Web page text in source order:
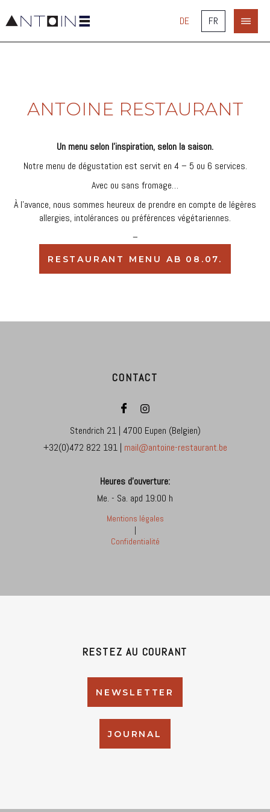
DE FR
ANTOINE RESTAURANT
Un menu selon l’inspiration, selon la saison.
Notre menu de dégustation est servit en 4 – 5 ou 6 services.
Avec ou sans fromage…
À l’avance, nous sommes heureux de prendre en compte de légères
allergies, intolérances ou préférences végétariennes.
–
RESTAURANT MENU AB 08.07.
CONTACT
Stendrich 21 | 4700 Eupen (Belgien)
+32(0)472 822 191 | mail@antoine-restaurant.be
Heures d'ouverture:
Me. - Sa. apd 19:00 h
Mentions légales
|
Confidentialité
RESTEZ AU COURANT
NEWSLETTER
JOURNAL